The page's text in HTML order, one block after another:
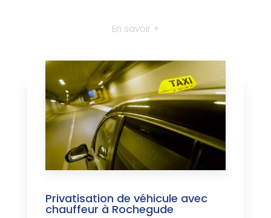
En savoir +
Privatisation de véhicule avec
chauffeur à Rochegude